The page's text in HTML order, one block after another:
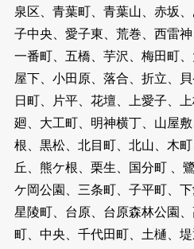
泉区、青葉町、青葉山、赤坂
子中央、愛子東、荒巻、西雷神
一番町、五橋、芋沢、梅田町
屋下、小田原、落合、折立、
日町、片平、花壇、上愛子、
廻、大工町、明神横丁、山屋
根、黒松、北目町、北山、木
丘、熊ケ根、栗生、国分町 、
ケ岡公園、三条町、子平町、下
星陵町、台原、台原森林公園
町、中央、千代田町、土樋、